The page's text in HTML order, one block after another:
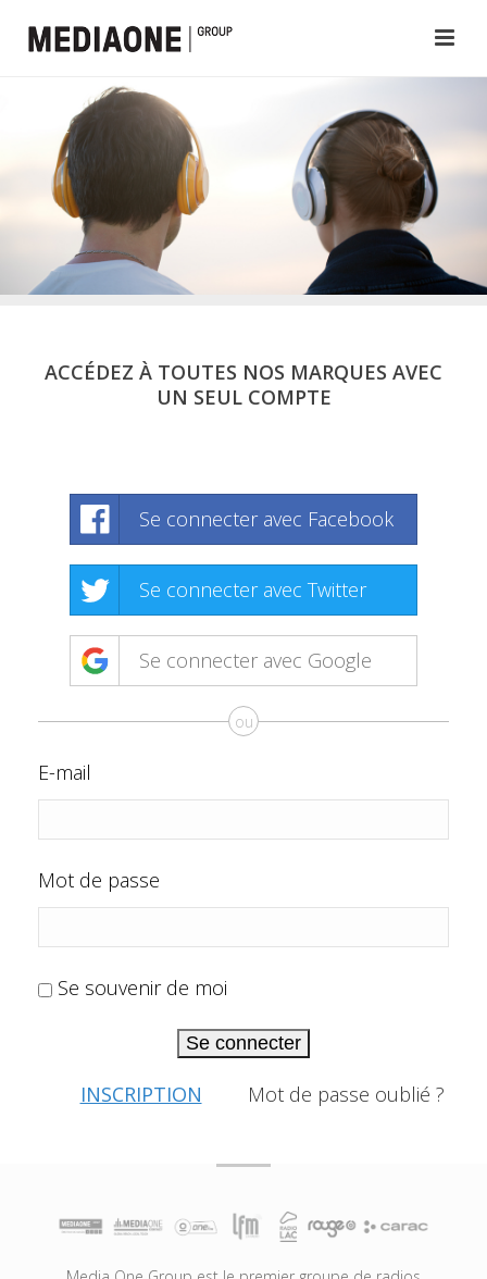
ACCÉDEZ À TOUTES NOS MARQUES AVEC
UN SEUL COMPTE
Se connecter avec Facebook
Se connecter avec Twitter
Se connecter avec Google
ou
E-mail
Mot de passe
Se souvenir de moi
Se connecter
INSCRIPTION Mot de passe oublié ?